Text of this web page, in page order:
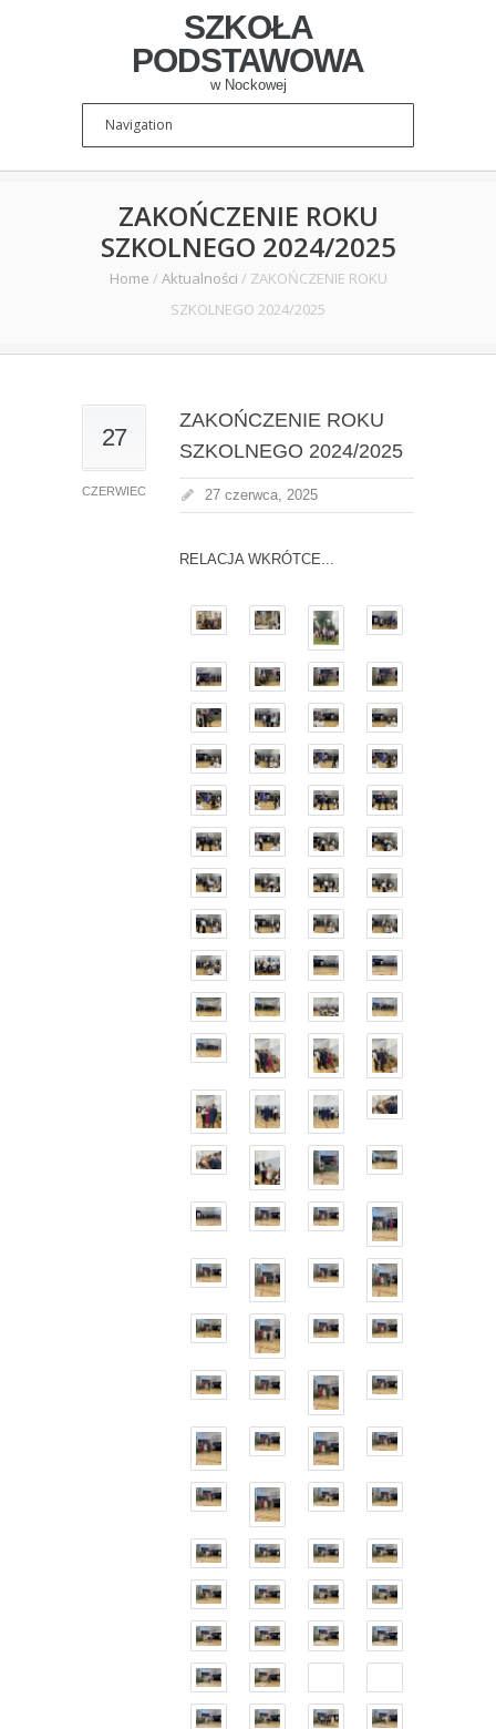
SZKOŁA
PODSTAWOWA
w Nockowej
ZAKOŃCZENIE ROKU
SZKOLNEGO 2024/2025
Home / Aktualności / ZAKOŃCZENIE ROKU
SZKOLNEGO 2024/2025
27
CZERWIEC
ZAKOŃCZENIE ROKU
SZKOLNEGO 2024/2025
27 czerwca, 2025
RELACJA WKRÓTCE...